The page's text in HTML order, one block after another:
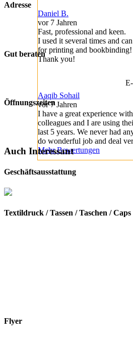
Daniel B.
vor 7 Jahren
Fast, professional and keen.
I used it several times and
for printing and bookbinding!
Thank you!
Aaqib Sohail
vor 7 Jahren
I have a great experience
colleagues and I are using
last 5 years. We never had
do wonderful job and deal
Mehr Bewertungen
Adresse
Gut beraten
Öffnungszeiten
Auch Interessant
Geschäftsausstattung
Textildruck / Tassen / Taschen / Caps
Flyer